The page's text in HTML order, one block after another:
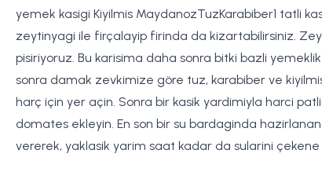
yemek kasigi Kiyilmis MaydanozTuzKarabiber1 tatli
zeytinyagi ile firçalayip firinda da kizartabilirsiniz.
pisiriyoruz. Bu karisima daha sonra bitki bazli
sonra damak zevkimize göre tuz, karabiber ve
harç için yer açin. Sonra bir kasik yardimiyla harci
domates ekleyin. En son bir su bardaginda
vererek, yaklasik yarim saat kadar da sularini